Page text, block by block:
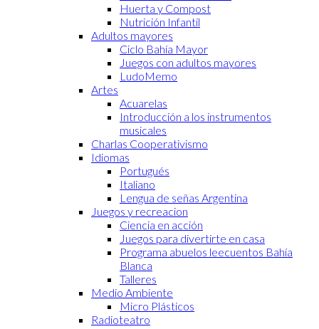
Huerta y Compost
Nutrición Infantil
Adultos mayores
Ciclo Bahía Mayor
Juegos con adultos mayores
LudoMemo
Artes
Acuarelas
Introducción a los instrumentos
musicales
Charlas Cooperativismo
Idiomas
Portugués
Italiano
Lengua de señas Argentina
Juegos y recreacion
Ciencia en acción
Juegos para divertirte en casa
Programa abuelos leecuentos Bahía
Blanca
Talleres
Medio Ambiente
Micro Plásticos
Radioteatro